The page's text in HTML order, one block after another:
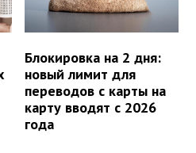
Блокировка на 2 дня:
новый лимит для
переводов с карты на
карту вводят с 2026
года